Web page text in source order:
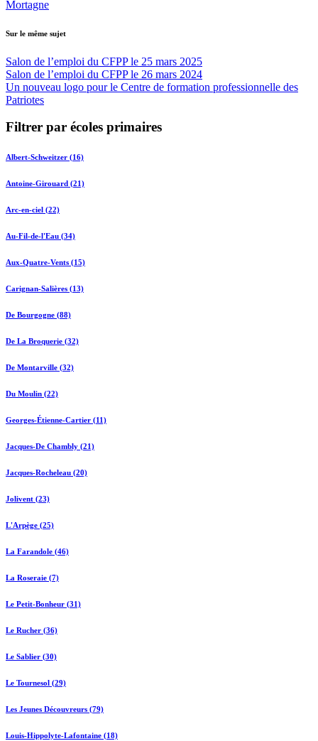
Mortagne
Sur le même sujet
Salon de l’emploi du CFPP le 25 mars 2025
Salon de l’emploi du CFPP le 26 mars 2024
Un nouveau logo pour le Centre de formation professionnelle des
Patriotes
Filtrer par écoles primaires
Albert-Schweitzer (16)
Antoine-Girouard (21)
Arc-en-ciel (22)
Au-Fil-de-l'Eau (34)
Aux-Quatre-Vents (15)
Carignan-Salières (13)
De Bourgogne (88)
De La Broquerie (32)
De Montarville (32)
Du Moulin (22)
Georges-Étienne-Cartier (11)
Jacques-De Chambly (21)
Jacques-Rocheleau (20)
Jolivent (23)
L'Arpège (25)
La Farandole (46)
La Roseraie (7)
Le Petit-Bonheur (31)
Le Rucher (36)
Le Sablier (30)
Le Tournesol (29)
Les Jeunes Découvreurs (79)
Louis-Hippolyte-Lafontaine (18)